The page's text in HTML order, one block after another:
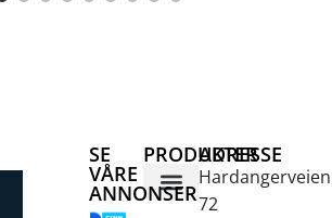
ADRESSE
Hardangerveien
72
PRODUKTER
SE
VÅRE
ANNONSER